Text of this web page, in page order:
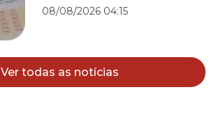
08/08/2026 04:15
Ver todas as notícias